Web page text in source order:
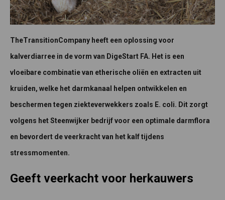
TheTransitionCompany heeft een oplossing voor
kalverdiarree in de vorm van DigeStart FA. Het is een
vloeibare combinatie van etherische oliën en extracten uit
kruiden, welke het darmkanaal helpen ontwikkelen en
beschermen tegen ziekteverwekkers zoals E. coli. Dit zorgt
volgens het Steenwijker bedrijf voor een optimale darmflora
en bevordert de veerkracht van het kalf tijdens
stressmomenten.
Geeft veerkacht voor herkauwers